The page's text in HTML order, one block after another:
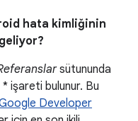
hata kimliğinin
sütununda
işareti bulunur. Bu
Developer